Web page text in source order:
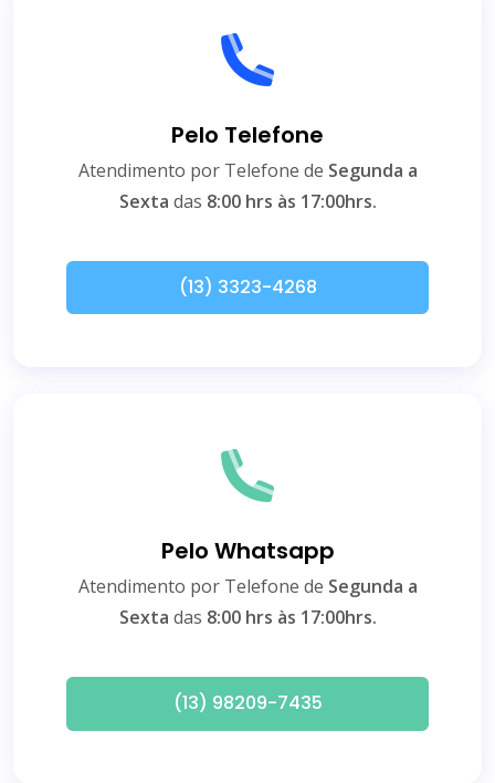
Pelo Telefone
Atendimento por Telefone de Segunda a
Sexta das 8:00 hrs às 17:00hrs.
(13) 3323-4268
Pelo Whatsapp
Atendimento por Telefone de Segunda a
Sexta das 8:00 hrs às 17:00hrs.
(13) 98209-7435